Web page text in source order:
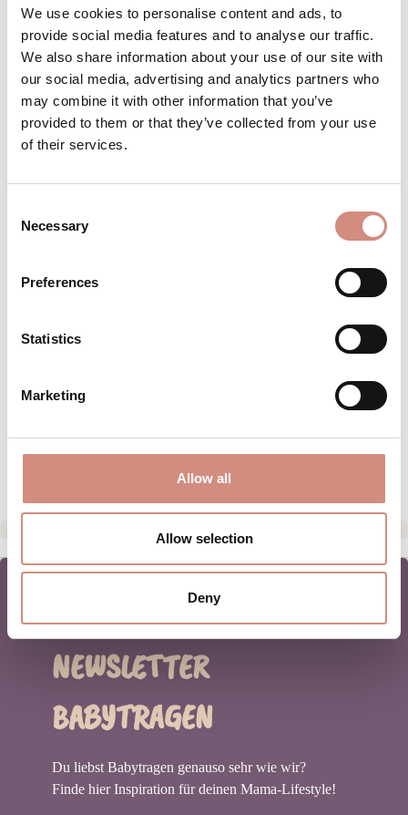
We use cookies to personalise content and ads, to
provide social media features and to analyse our traffic.
We also share information about your use of our site with
our social media, advertising and analytics partners who
may combine it with other information that you’ve
provided to them or that they’ve collected from your use
of their services.
Selection
Necessary
Preferences
Statistics
Marketing
Allow all
Allow selection
Deny
Produkt Anzahl: Gib den
Stk IN DEN WARENKORB
Produktnummer:Wsoft-ci-m-br
Für deinen Babybauch, zum Babytragen
von mamalila bietet dir unsere Cosy
BEWERTUNGEN
HERSTELLERANGABEN
NEWSLETTER
BABYTRAGEN
Du liebst Babytragen genauso sehr wie wir?
Finde hier Inspiration für deinen Mama-Lifestyle!